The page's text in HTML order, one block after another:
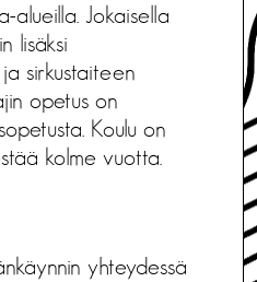
alueilla. Jokaisella
lisäksi
sirkustaiteen
opetus on
Koulu on
kolme vuotta.
yhteydessä